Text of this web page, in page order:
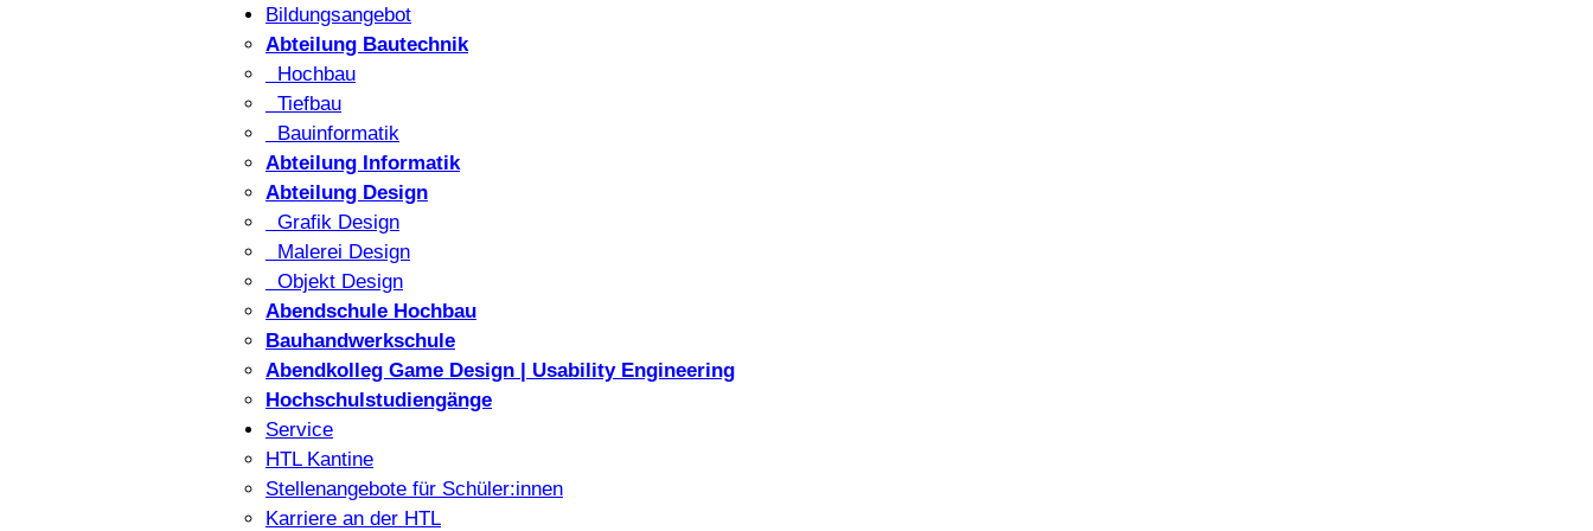
Bildungsangebot
Abteilung Bautechnik
Hochbau
Tiefbau
Bauinformatik
Abteilung Informatik
Abteilung Design
Grafik Design
Malerei Design
Objekt Design
Abendschule Hochbau
Bauhandwerkschule
Abendkolleg Game Design | Usability Engineering
Hochschulstudiengänge
Service
HTL Kantine
Stellenangebote für Schüler:innen
Karriere an der HTL